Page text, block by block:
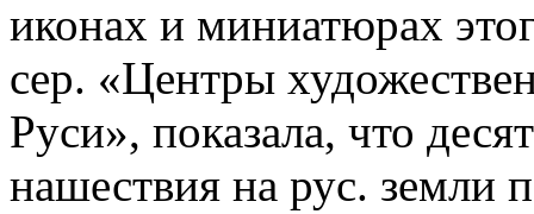
иконах и миниатюрах
сер. «Центры
Руси», показала, что
нашествия на рус. земли